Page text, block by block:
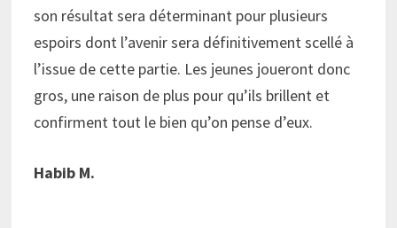
son résultat sera déterminant pour plusieurs
espoirs dont l’avenir sera définitivement scellé à
l’issue de cette partie. Les jeunes joueront donc
gros, une raison de plus pour qu’ils brillent et
confirment tout le bien qu’on pense d’eux.
Habib M.